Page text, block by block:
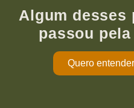
Algum desses
passou
Quero